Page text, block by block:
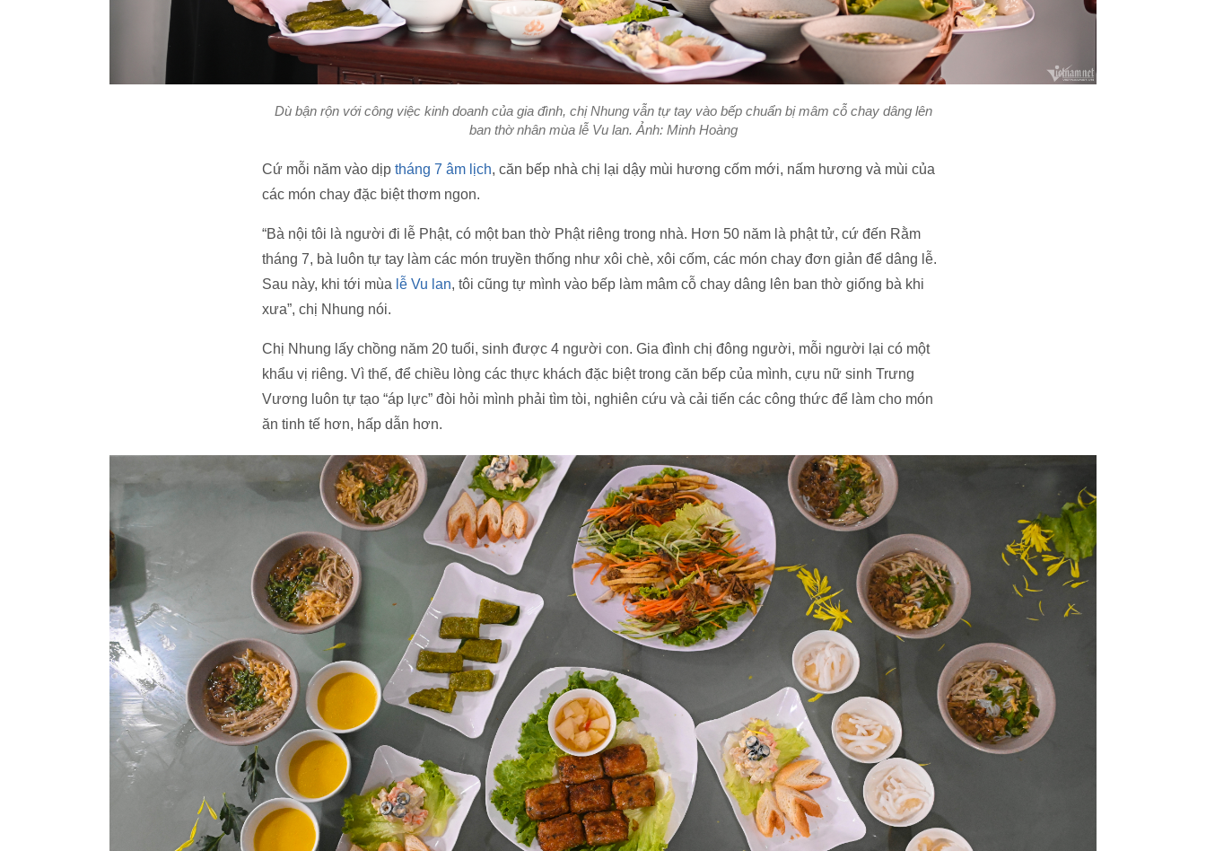
Dù bận rộn với công việc kinh doanh của gia đình, chị Nhung vẫn tự tay vào bếp chuẩn bị mâm cỗ chay dâng lên
ban thờ nhân mùa lễ Vu lan. Ảnh: Minh Hoàng
Cứ mỗi năm vào dịp tháng 7 âm lịch, căn bếp nhà chị lại dậy mùi hương cốm mới, nấm hương và mùi của
các món chay đặc biệt thơm ngon.
“Bà nội tôi là người đi lễ Phật, có một ban thờ Phật riêng trong nhà. Hơn 50 năm là phật tử, cứ đến Rằm
tháng 7, bà luôn tự tay làm các món truyền thống như xôi chè, xôi cốm, các món chay đơn giản để dâng lễ.
Sau này, khi tới mùa lễ Vu lan, tôi cũng tự mình vào bếp làm mâm cỗ chay dâng lên ban thờ giống bà khi
xưa”, chị Nhung nói.
Chị Nhung lấy chồng năm 20 tuổi, sinh được 4 người con. Gia đình chị đông người, mỗi người lại có một
khẩu vị riêng. Vì thế, để chiều lòng các thực khách đặc biệt trong căn bếp của mình, cựu nữ sinh Trưng
Vương luôn tự tạo “áp lực” đòi hỏi mình phải tìm tòi, nghiên cứu và cải tiến các công thức để làm cho món
ăn tinh tế hơn, hấp dẫn hơn.